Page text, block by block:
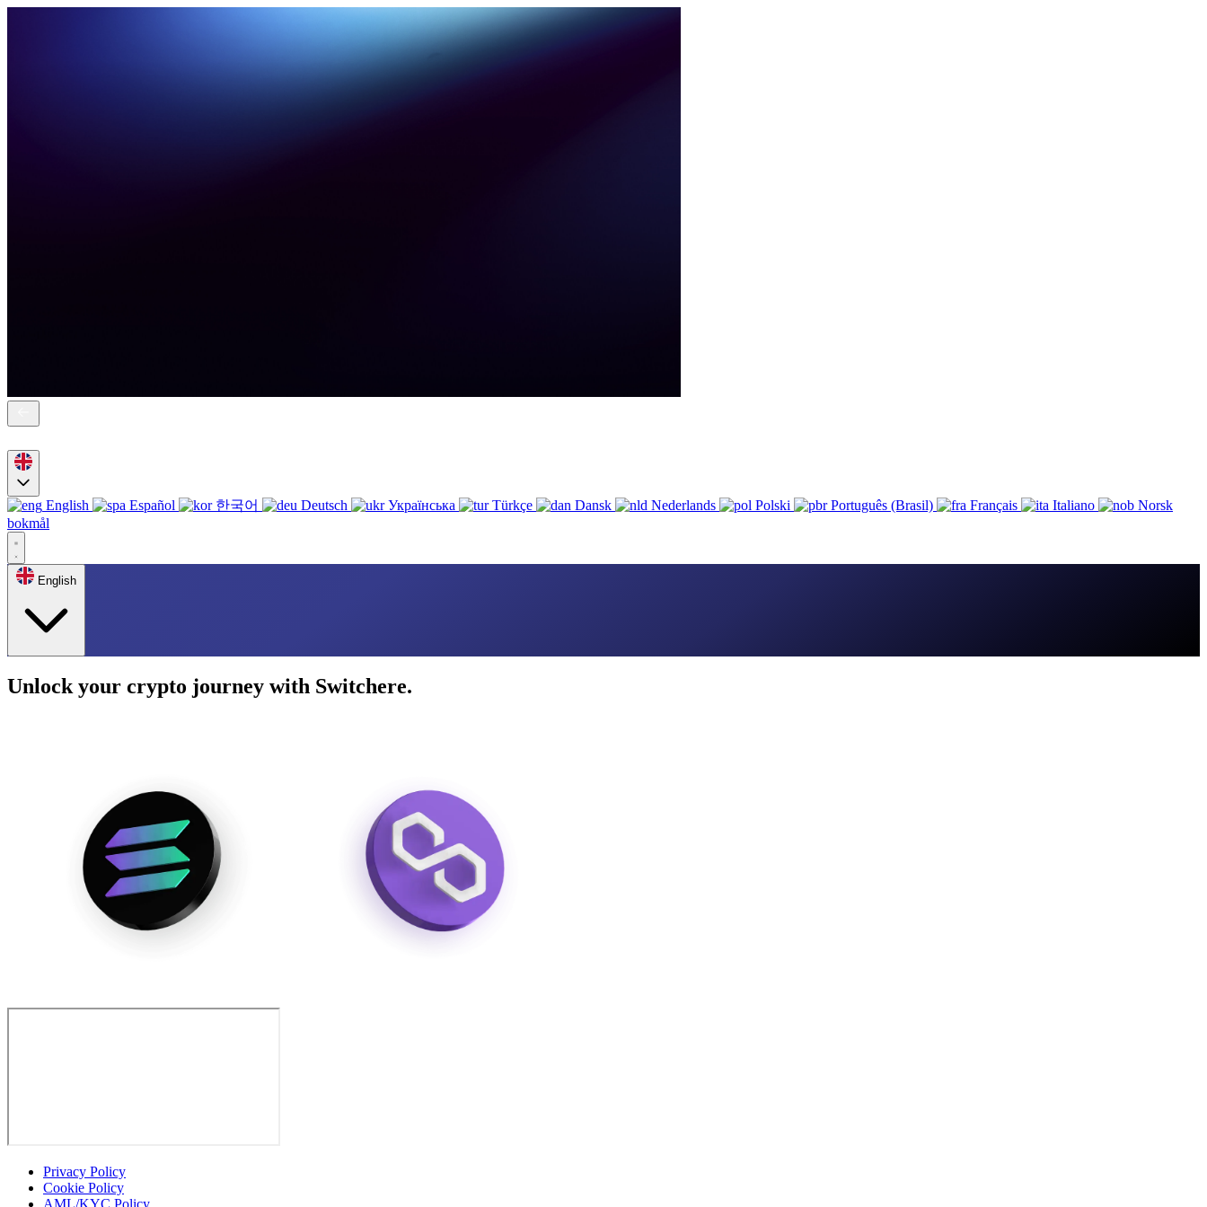
English Español 한국어 Deutsch Українська Türkçe Dansk Nederlands Polski Português (Brasil) Français Italiano
Norsk
bokmål
English
Unlock your crypto journey with Switchere.
Privacy Policy
Cookie Policy
AML/KYC Policy